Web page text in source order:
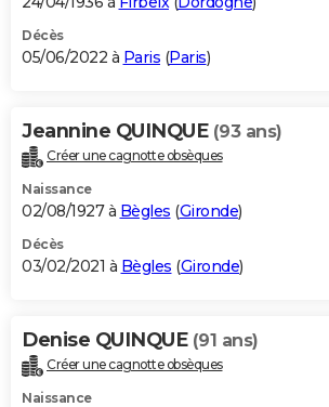
Décès
05/06/2022 à Paris (Paris)
Jeannine QUINQUE (93 ans)
Créer une cagnotte obsèques
Naissance
02/08/1927 à Bègles (Gironde)
Décès
03/02/2021 à Bègles (Gironde)
Denise QUINQUE (91 ans)
Créer une cagnotte obsèques
Naissance